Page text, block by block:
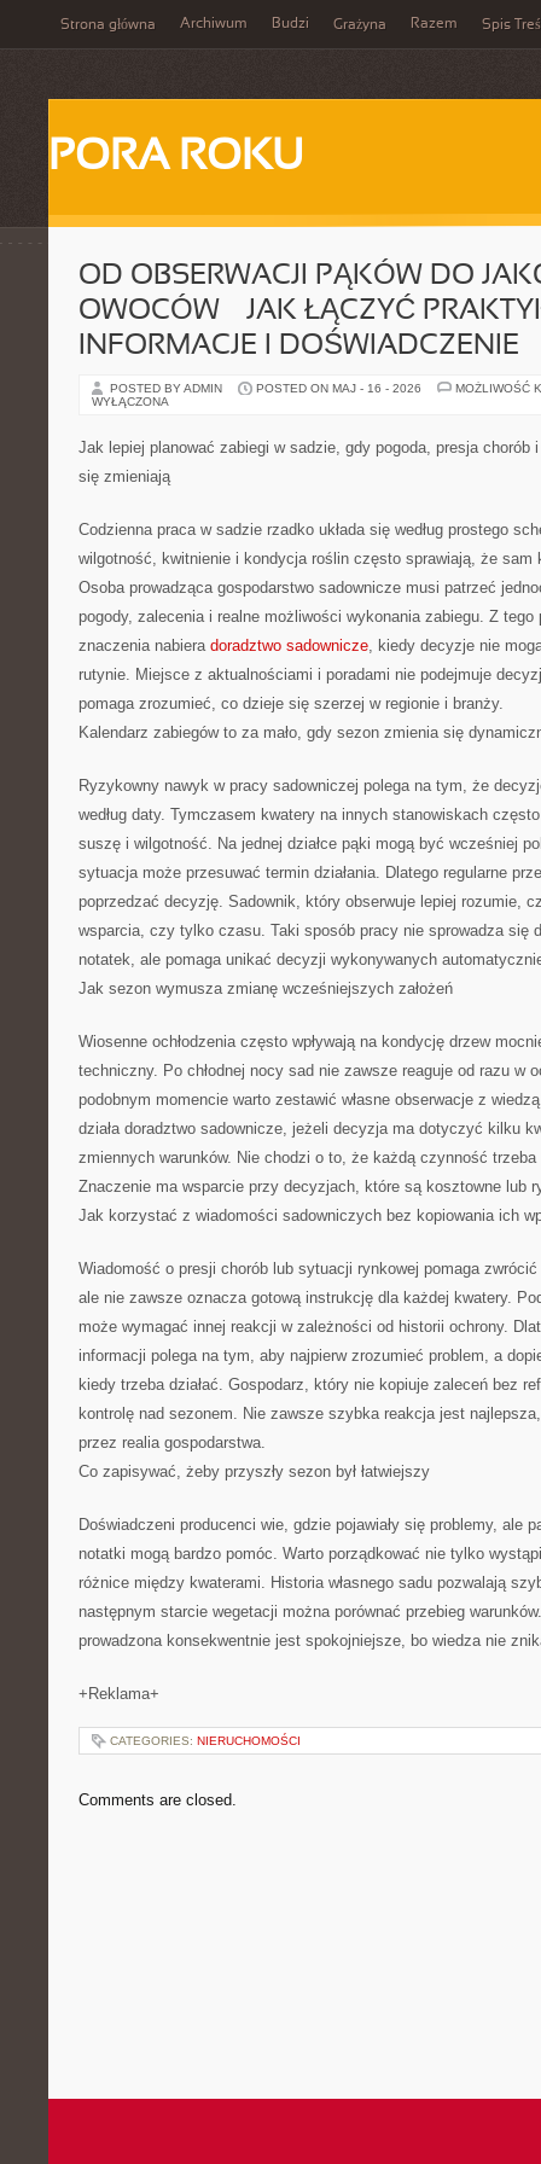
Strona główna Archiwum Budzi Grażyna Razem Spis
PORA ROKU
OD OBSERWACJI PĄKÓW DO
OWOCÓW — JAK ŁĄCZYĆ
INFORMACJE I DOŚWIADCZENIE
POSTED BY ADMIN POSTED ON MAJ - 16 - 2026
MOŻLIWOŚĆ
WYŁĄCZONA
Jak lepiej planować zabiegi w sadzie, gdy pogoda, presja chorób
się zmieniają
Codzienna praca w sadzie rzadko układa się według prostego
wilgotność, kwitnienie i kondycja roślin często sprawiają, że sam
Osoba prowadząca gospodarstwo sadownicze musi patrzeć
pogody, zalecenia i realne możliwości wykonania zabiegu. Z tego
znaczenia nabiera doradztwo sadownicze, kiedy decyzje nie
rutynie. Miejsce z aktualnościami i poradami nie podejmuje
pomaga zrozumieć, co dzieje się szerzej w regionie i branży.
Kalendarz zabiegów to za mało, gdy sezon zmienia się
Ryzykowny nawyk w pracy sadowniczej polega na tym, że
według daty. Tymczasem kwatery na innych stanowiskach
suszę i wilgotność. Na jednej działce pąki mogą być wcześniej
sytuacja może przesuwać termin działania. Dlatego regularne
poprzedzać decyzję. Sadownik, który obserwuje lepiej rozumie,
wsparcia, czy tylko czasu. Taki sposób pracy nie sprowadza się
notatek, ale pomaga unikać decyzji wykonywanych
Jak sezon wymusza zmianę wcześniejszych założeń
Wiosenne ochłodzenia często wpływają na kondycję drzew
techniczny. Po chłodnej nocy sad nie zawsze reaguje od razu w
podobnym momencie warto zestawić własne obserwacje z
działa doradztwo sadownicze, jeżeli decyzja ma dotyczyć kilku
zmiennych warunków. Nie chodzi o to, że każdą czynność
Znaczenie ma wsparcie przy decyzjach, które są kosztowne lub
Jak korzystać z wiadomości sadowniczych bez kopiowania ich
Wiadomość o presji chorób lub sytuacji rynkowej pomaga
ale nie zawsze oznacza gotową instrukcję dla każdej kwatery.
może wymagać innej reakcji w zależności od historii ochrony.
informacji polega na tym, aby najpierw zrozumieć problem, a
kiedy trzeba działać. Gospodarz, który nie kopiuje zaleceń bez
kontrolę nad sezonem. Nie zawsze szybka reakcja jest
przez realia gospodarstwa.
Co zapisywać, żeby przyszły sezon był łatwiejszy
Doświadczeni producenci wie, gdzie pojawiały się problemy, ale
notatki mogą bardzo pomóc. Warto porządkować nie tylko
różnice między kwaterami. Historia własnego sadu pozwalają
następnym starcie wegetacji można porównać przebieg
prowadzona konsekwentnie jest spokojniejsze, bo wiedza nie
+Reklama+
CATEGORIES: NIERUCHOMOŚCI
Comments are closed.